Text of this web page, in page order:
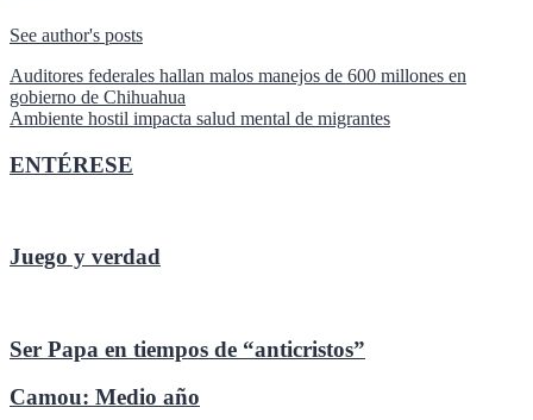
See author's posts
Navegación
de
Auditores federales hallan malos manejos de 600 millones en
gobierno de Chihuahua
Ambiente hostil impacta salud mental de migrantes
ENTÉRESE
Juego y verdad
Ser Papa en tiempos de “anticristos”
Camou: Medio año